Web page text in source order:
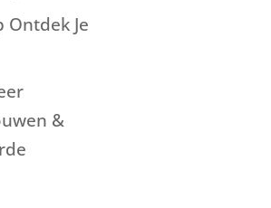
Ontdek Je
&